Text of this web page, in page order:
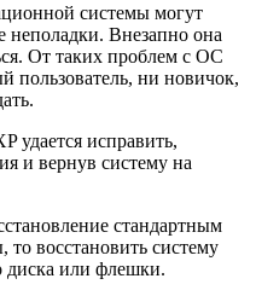
системы могут
неполадки. Внезапно она
От таких проблем с ОС
пользователь, ни новичок,
удается исправить,
и вернув систему на
стандартным
восстановить систему
диска или флешки.